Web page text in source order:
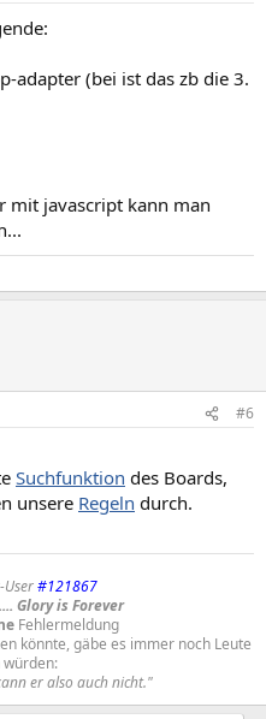
adapter (bei ist das zb die 3.
mit javascript kann man
#6
Suchfunktion des Boards,
unsere Regeln durch.
#121867
Glory is Forever
Fehlermeldung
könnte, gäbe es immer noch Leute
würden:
er also auch nicht."